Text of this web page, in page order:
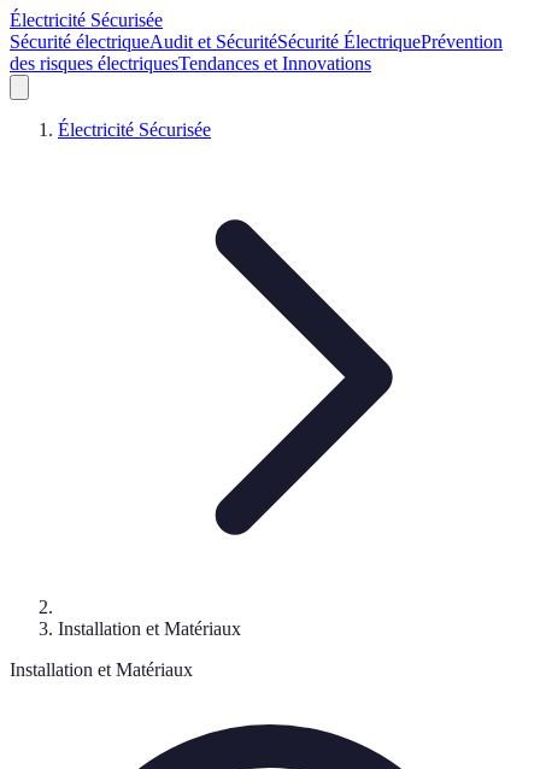
Électricité Sécurisée
Sécurité électriqueAudit et SécuritéSécurité ÉlectriquePrévention
des risques électriquesTendances et Innovations
Électricité Sécurisée
Installation et Matériaux
Installation et Matériaux